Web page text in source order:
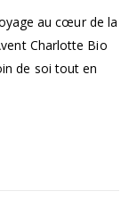
au cœur de la
Charlotte Bio
de soi tout en